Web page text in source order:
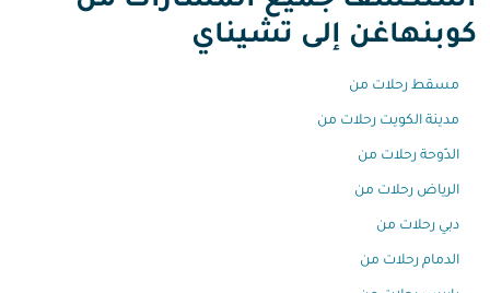
كوبنهاغن إلى تشيناي
مسقط رحلات من
مدينة الكويت رحلات من
الدّوحة رحلات من
الرياض رحلات من
دبي رحلات من
الدمام رحلات من